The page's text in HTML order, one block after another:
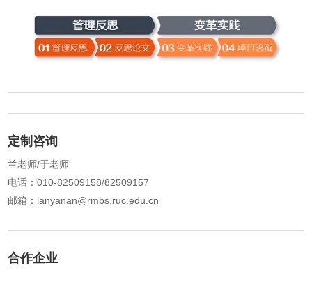
定制咨询
兰老师/于老师
电话：010-82509158/82509157
邮箱：lanyanan@rmbs.ruc.edu.cn
合作企业